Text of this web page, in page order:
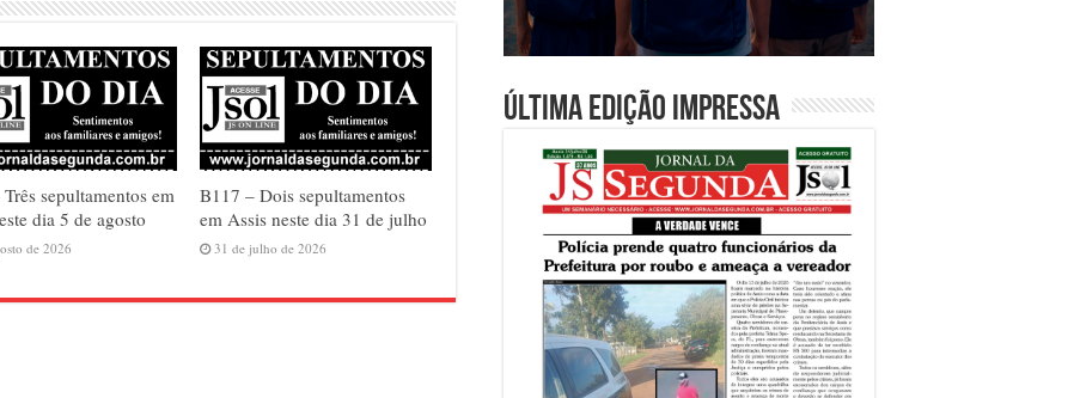
sepultamentos em
dia 5 de agosto
de 2026
B117 – Dois sepultamentos
em Assis neste dia 31 de julho
31 de julho de 2026
Última edição impressa